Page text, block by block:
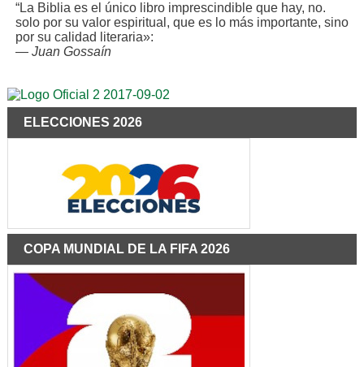
“La Biblia es el único libro imprescindible que hay, no.
solo por su valor espiritual, que es lo más importante, sino
por su calidad literaria»:
— Juan Gossaín
ELECCIONES 2026
COPA MUNDIAL DE LA FIFA 2026